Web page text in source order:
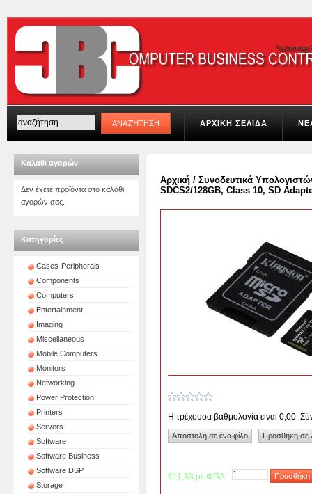
ΑΡΧΙΚΗ ΣΕΛΙΔΑ
Καλάθι αγορών
Δεν έχετε προϊόντα στο καλάθι
αγορών σας.
Κατηγορίες
Cases-Peripherals
Components
Computers
Entertainment
Imaging
Miscellaneous
Mobile Computers
Monitors
Networking
Power Protection
Printers
Servers
Software
Software Business
Software DSP
Storage
Αρχική / Συνοδευτικά
SDCS2/128GB, Class 10, SD
Η τρέχουσα βαθμολογία είναι 0,00.
€11,83 με ΦΠΑ